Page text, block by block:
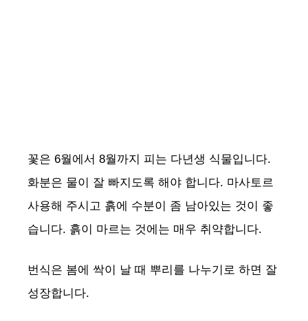
꽃은 6월에서 8월까지 피는 다년생 식물입니다.
화분은 물이 잘 빠지도록 해야 합니다. 마사토르
사용해 주시고 흙에 수분이 좀 남아있는 것이 좋
습니다. 흙이 마르는 것에는 매우 취약합니다.
번식은 봄에 싹이 날 때 뿌리를 나누기로 하면 잘
성장합니다.